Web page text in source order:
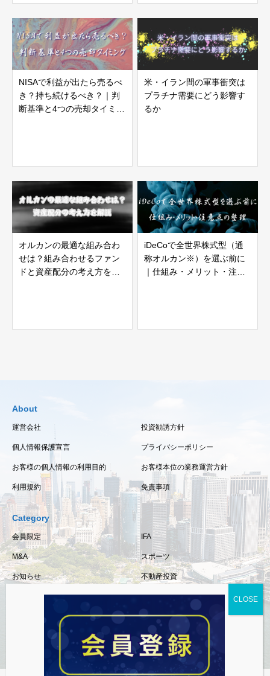
NISAで利益が出たら売るべ
き？持ち続けるべき？｜判
断基準と4つの売却タイミン
米・イラン間の軍事衝突は
プラチナ需要にどう影響す
るか
オルカンの最適な組み合わ
せは？組み合わせるファン
ドと資産配分の考え方を解
iDeCoで全世界株式型（通
称オルカン※）を選ぶ前に
｜仕組み・メリット・注意
About
運営会社 投資勧誘方針
個人情報保護宣言 プライバシーポリシー
お客様の個人情報の利用目的 お客様本位の業務運営方針
利用規約 免責事項
Category
会員限定 IFA
M&A スポーツ
お知らせ 不動産投資
相続・事業承継
経済情報